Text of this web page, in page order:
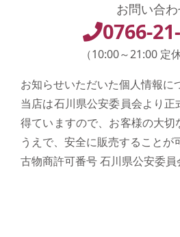
お問い合
0766-
（10:00～21:00 定
お知らせいただいた個人情報に
当店は石川県公安委員会より正
得ていますので、お客様の大切
うえで、安全に販売することが
古物商許可番号 石川県公安委